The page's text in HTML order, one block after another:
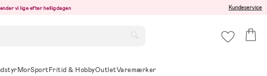
vi lige efter helligdagen Kundeservice
MorSportFritid & HobbyOutletVaremærker